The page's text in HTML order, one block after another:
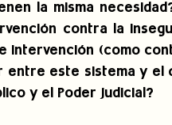
la misma
contra la
intervención (como
entre este sistema y el
y el Poder Judicial?